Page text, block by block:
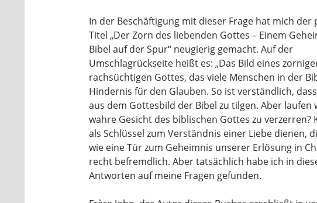
In der Beschäftigung mit dieser Frage hat mich der
Titel „Der Zorn des liebenden Gottes – Einem
Bibel auf der Spur“ neugierig gemacht. Auf der
Umschlagrückseite heißt es: „Das Bild eines
rachsüchtigen Gottes, das viele Menschen in der
Hindernis für den Glauben. So ist verständlich,
aus dem Gottesbild der Bibel zu tilgen. Aber laufen
wahre Gesicht des biblischen Gottes zu
als Schlüssel zum Verständnis einer Liebe dienen,
wie eine Tür zum Geheimnis unserer Erlösung in
recht befremdlich. Aber tatsächlich habe ich in
Antworten auf meine Fragen gefunden.